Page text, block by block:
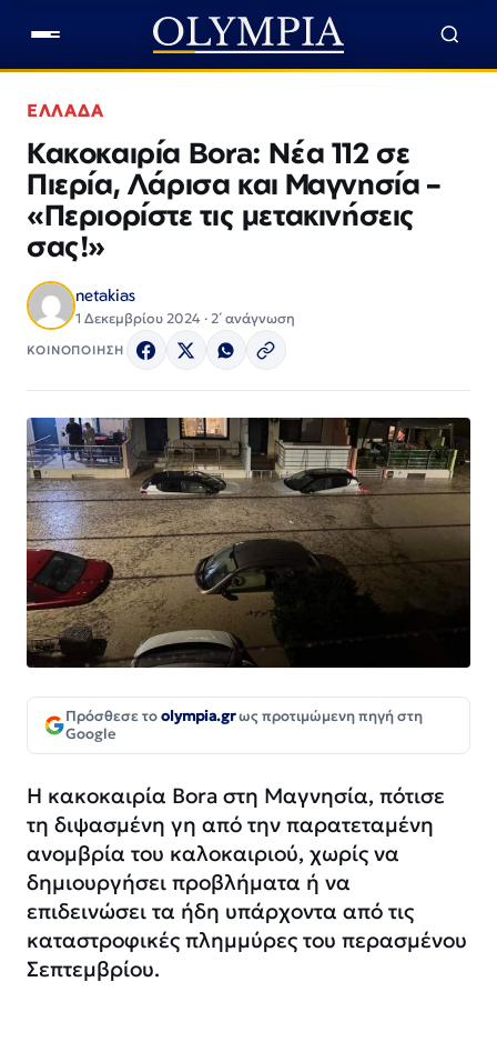
ΕΛΛΑΔΑ
Κακοκαιρία Bora: Νέα 112 σε
Πιερία, Λάρισα και Μαγνησία –
«Περιορίστε τις μετακινήσεις
σας!»
netakias
1 Δεκεμβρίου 2024 · 2΄ ανάγνωση
ΚΟΙΝΟΠΟΙΗΣΗ
Πρόσθεσε τοolympia.grως προτιμώμενη πηγή στη
Google
Η κακοκαιρία Bora στη Μαγνησία, πότισε
τη διψασμένη γη από την παρατεταμένη
ανομβρία του καλοκαιριού, χωρίς να
δημιουργήσει προβλήματα ή να
επιδεινώσει τα ήδη υπάρχοντα από τις
καταστροφικές πλημμύρες του περασμένου
Σεπτεμβρίου.